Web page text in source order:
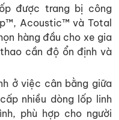
được trang bị công
Acoustic™ và Total
hàng đầu cho xe gia
cần độ ổn định và
ở việc cân bằng giữa
nhiều dòng lốp linh
phù hợp cho người